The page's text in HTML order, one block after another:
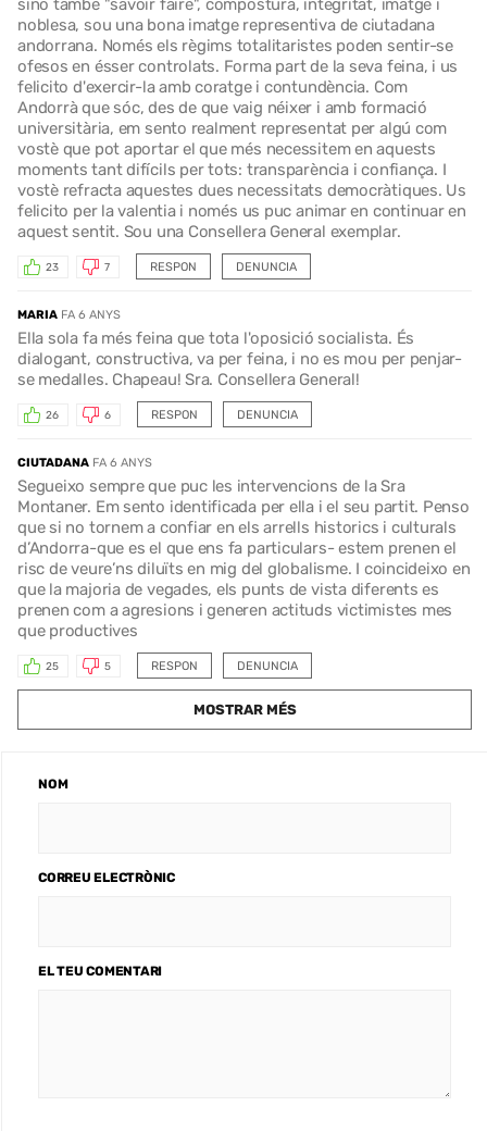
sino també "savoir faire", compostura, integritat, imatge i
noblesa, sou una bona imatge representiva de ciutadana
andorrana. Només els règims totalitaristes poden sentir-se
ofesos en ésser controlats. Forma part de la seva feina, i us
felicito d'exercir-la amb coratge i contundència. Com
Andorrà que sóc, des de que vaig néixer i amb formació
universitària, em sento realment representat per algú com
vostè que pot aportar el que més necessitem en aquests
moments tant difícils per tots: transparència i confiança. I
vostè refracta aquestes dues necessitats democràtiques. Us
felicito per la valentia i només us puc animar en continuar en
aquest sentit. Sou una Consellera General exemplar.
RESPON
23 7 DENUNCIA
MARIA FA 6 ANYS
Ella sola fa més feina que tota l'oposició socialista. És
dialogant, constructiva, va per feina, i no es mou per penjar-
se medalles. Chapeau! Sra. Consellera General!
RESPON
26 6 DENUNCIA
CIUTADANA FA 6 ANYS
Segueixo sempre que puc les intervencions de la Sra
Montaner. Em sento identificada per ella i el seu partit. Penso
que si no tornem a confiar en els arrells historics i culturals
d’Andorra-que es el que ens fa particulars- estem prenen el
risc de veure’ns diluïts en mig del globalisme. I coincideixo en
que la majoria de vegades, els punts de vista diferents es
prenen com a agresions i generen actituds victimistes mes
que productives
RESPON
25 5 DENUNCIA
MOSTRAR MÉS
NOM
CORREU ELECTRÒNIC
EL TEU COMENTARI